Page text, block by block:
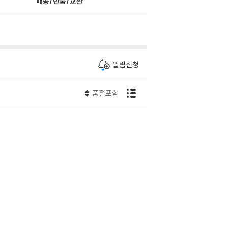
알림신청
품절포함